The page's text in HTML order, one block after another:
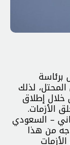
برئاسة
لذلك
إطلاق
الأزمات.
– السعودي
من هذا